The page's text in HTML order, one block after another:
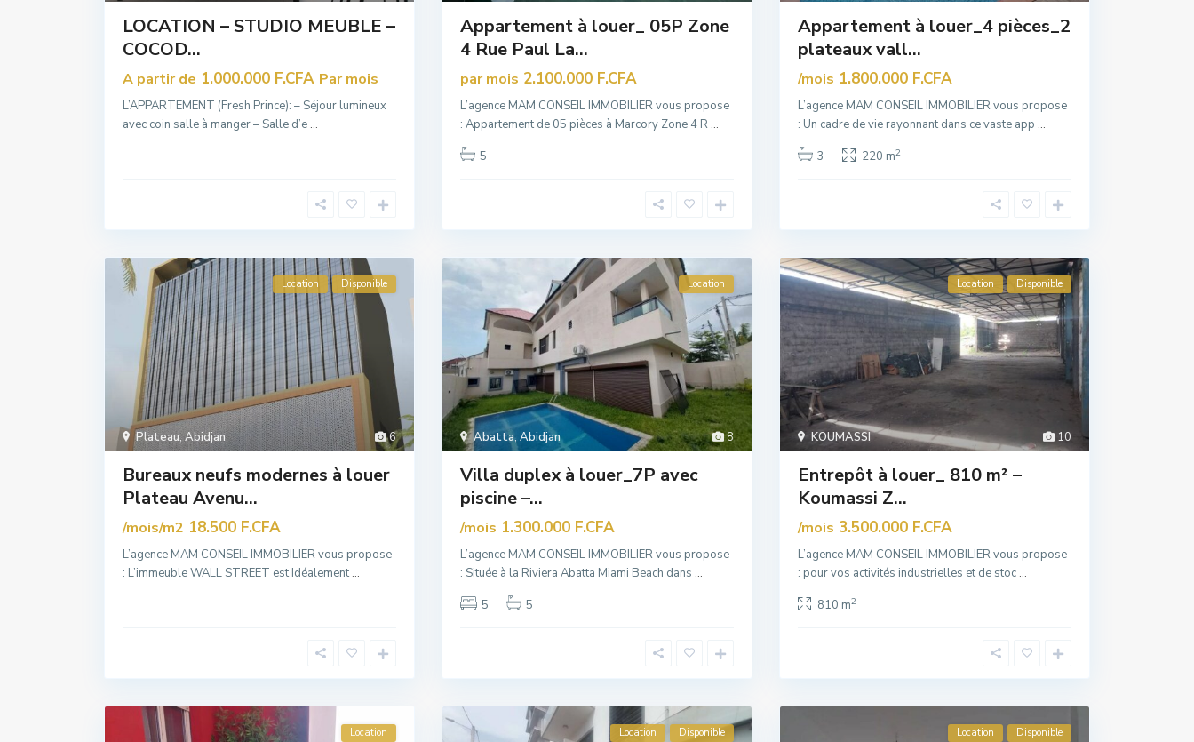
LOCATION – STUDIO MEUBLE –
COCOD...
A partir de 1.000.000 F.CFA Par mois
L’APPARTEMENT (Fresh Prince): – Séjour lumineux
avec coin salle à manger – Salle d’e ...
Appartement à louer_ 05P Zone
4 Rue Paul La...
par mois 2.100.000 F.CFA
L’agence MAM CONSEIL IMMOBILIER vous propose
: Appartement de 05 pièces à Marcory Zone 4 R ...
5
Appartement à louer_4 pièces_2
plateaux vall...
/mois 1.800.000 F.CFA
L’agence MAM CONSEIL IMMOBILIER vous propose
: Un cadre de vie rayonnant dans ce vaste app ...
3
220 m2
6
Plateau,Abidjan
Location Disponible
Bureaux neufs modernes à louer
Plateau Avenu...
/mois/m2 18.500 F.CFA
L’agence MAM CONSEIL IMMOBILIER vous propose
: L’immeuble WALL STREET est Idéalement ...
8
Abatta, Abidjan
Location
Villa duplex à louer_7P avec
piscine –...
/mois 1.300.000 F.CFA
L’agence MAM CONSEIL IMMOBILIER vous propose
: Située à la Riviera Abatta Miami Beach dans ...
5
5
10
KOUMASSI
Location Disponible
Entrepôt à louer_ 810 m² –
Koumassi Z...
/mois 3.500.000 F.CFA
L’agence MAM CONSEIL IMMOBILIER vous propose
: pour vos activités industrielles et de stoc ...
810 m2
Location Location Disponible Location Disponible